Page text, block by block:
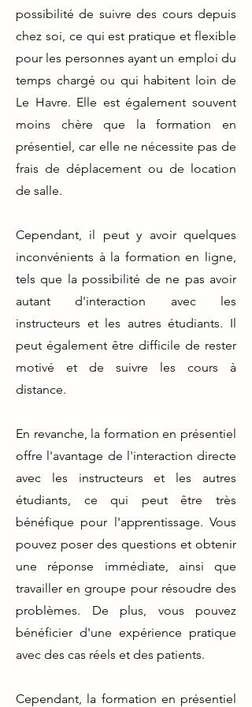
possibilité de suivre des cours depuis
chez soi, ce qui est pratique et flexible
pour les personnes ayant un emploi du
temps chargé ou qui habitent loin de
Le Havre. Elle est également souvent
moins chère que la formation en
présentiel, car elle ne nécessite pas de
frais de déplacement ou de location
de salle.
Cependant, il peut y avoir quelques
inconvénients à la formation en ligne,
tels que la possibilité de ne pas avoir
autant d'interaction avec les
instructeurs et les autres étudiants. Il
peut également être difficile de rester
motivé et de suivre les cours à
distance.
En revanche, la formation en présentiel
offre l'avantage de l'interaction directe
avec les instructeurs et les autres
étudiants, ce qui peut être très
bénéfique pour l'apprentissage. Vous
pouvez poser des questions et obtenir
une réponse immédiate, ainsi que
travailler en groupe pour résoudre des
problèmes. De plus, vous pouvez
bénéficier d'une expérience pratique
avec des cas réels et des patients.
Cependant, la formation en présentiel